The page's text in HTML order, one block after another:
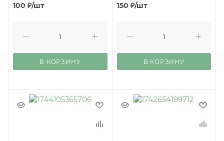
100 ₽/шт
В КОРЗИНУ
150 ₽/шт
В КОРЗИНУ